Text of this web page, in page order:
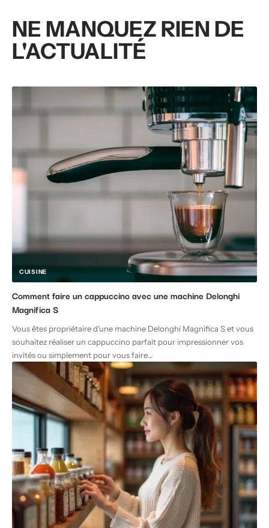
NE MANQUEZ RIEN DE
L'ACTUALITÉ
CUISINE
Comment faire un cappuccino avec une machine Delonghi
Magnifica S
Vous êtes propriétaire d'une machine Delonghi Magnifica S et vous
souhaitez réaliser un cappuccino parfait pour impressionner vos
invités ou simplement pour vous faire…